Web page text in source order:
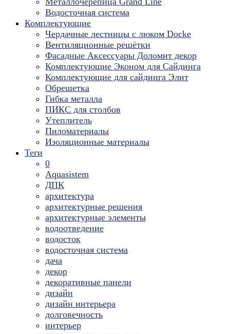
Водосточная система
Комплектующие
Чердачные лестницы с люком Docke
Вентиляционные решётки
Фасадные Аксессуары Доломит декор
Комплектующие Эконом для Сайдинга
Комплектующие для cайдинга Элит
Обрешетка
Гибка металла
ПИКС для столбов
Утеплитель
Пиломатериалы
Изоляционные материалы
Теги
0
Aquasistem
ДПК
архитектура
архитектурные решения
архитектурные элементы
водоотведение
водосток
водосточная система
дача
декор
декоративные панели
дизайн
дизайн интерьера
долговечность
интерьер